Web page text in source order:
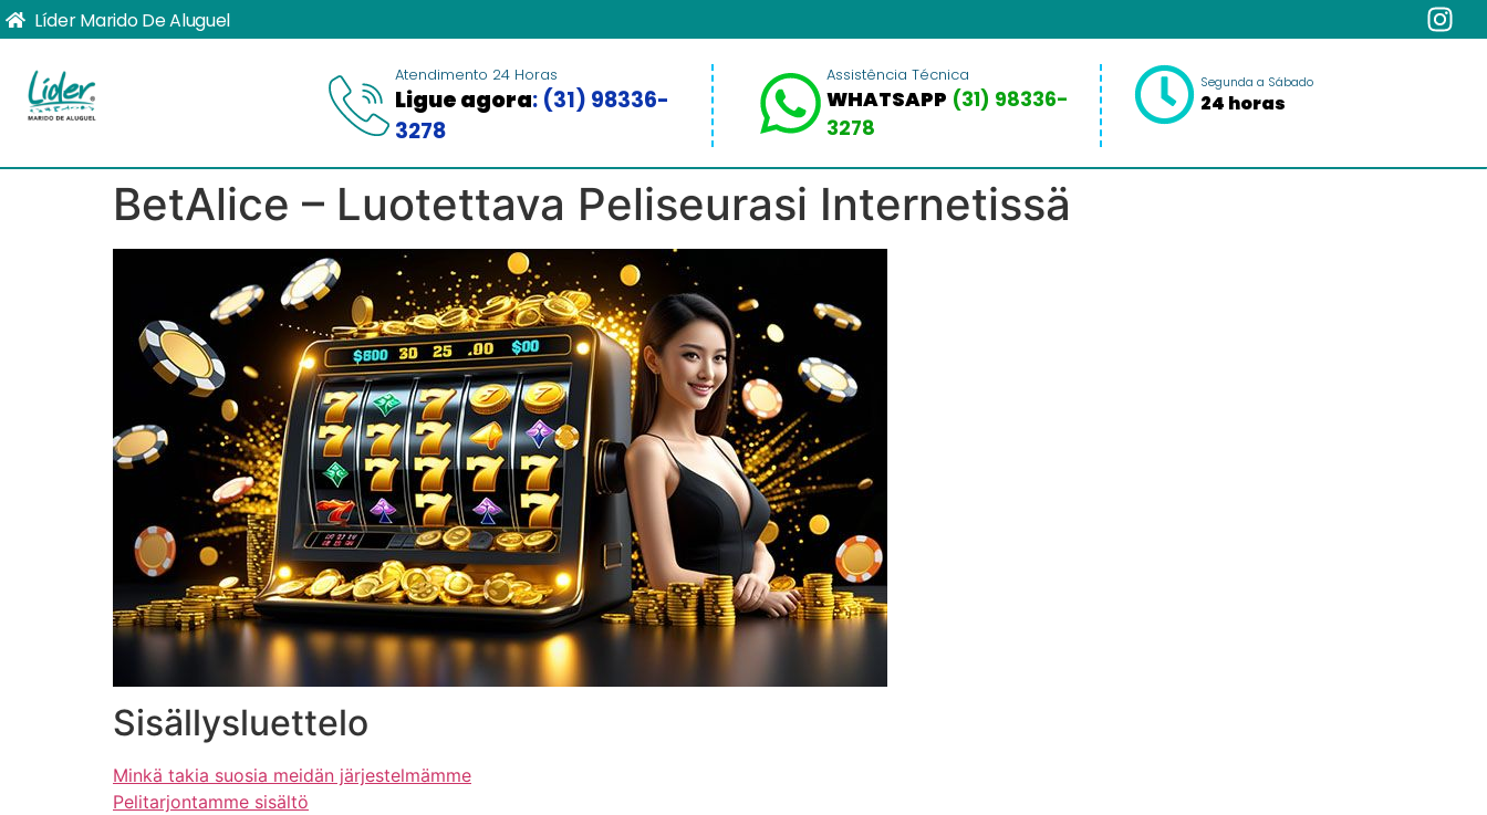
Líder Marido De Aluguel
Atendimento 24 Horas
Ligue agora: (31) 98336-
3278
Assistência Técnica
WHATSAPP (31) 98336-
3278
Segunda a Sábado
24 horas
BetAlice – Luotettava Peliseurasi Internetissä
Sisällysluettelo
Minkä takia suosia meidän järjestelmämme
Pelitarjontamme sisältö